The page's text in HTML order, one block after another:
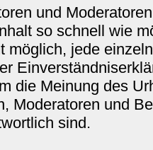
und
so schnell wie
möglich, jede
die Meinung des
Moderatoren und
sind.